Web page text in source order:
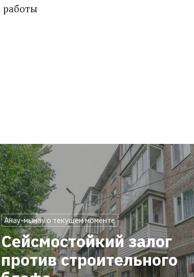
работы
Анау-мынау о текущем моменте
Сейсмостойкий залог
против строительного